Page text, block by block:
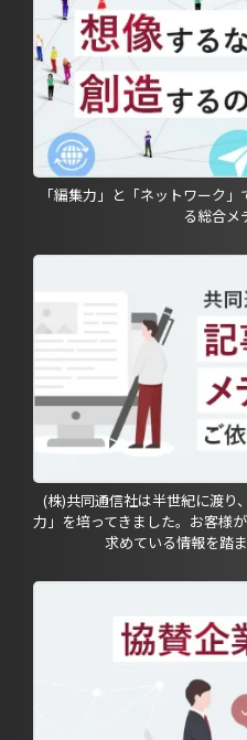
「編集力」と「ネットワーク
る総合メ
(株)共同通信社は半世紀に渡り
力」を培ってきました。お客様
求めている情報を踏